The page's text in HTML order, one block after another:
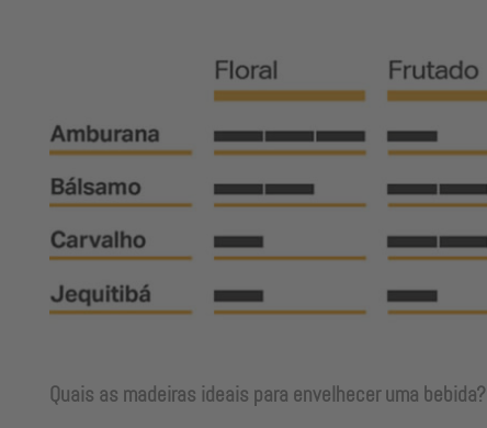
Quais as madeiras ideais para envelhecer uma bebida?